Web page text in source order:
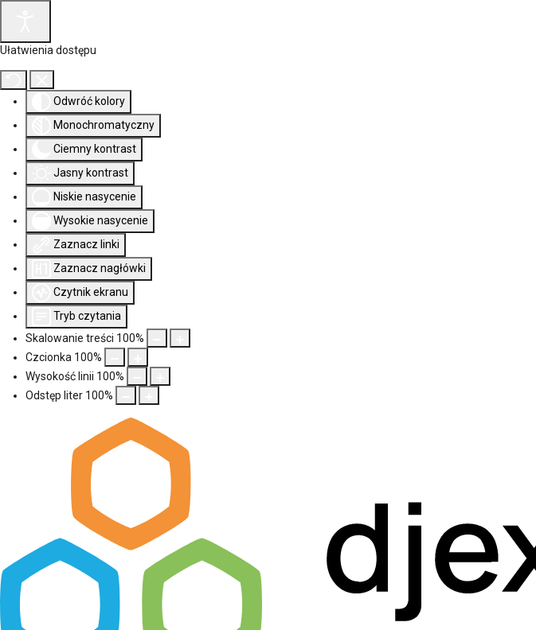
Ułatwienia dostępu
Odwróć kolory
Monochromatyczny
Ciemny kontrast
Jasny kontrast
Niskie nasycenie
Wysokie nasycenie
Zaznacz linki
Zaznacz nagłówki
Czytnik ekranu
Tryb czytania
Skalowanie treści 100%
Czcionka 100%
Wysokość linii 100%
Odstęp liter 100%